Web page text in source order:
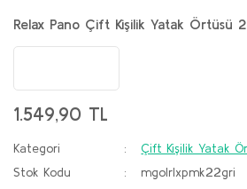
Relax Pano Çift Kişilik Yatak Örtüsü
1.549,90 TL
Kategori
Çift Kişilik Yatak
Stok Kodu
mgolrlxpmk22gri